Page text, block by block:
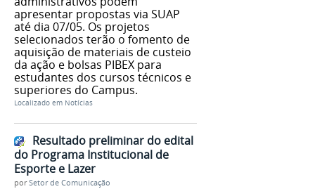
apresentar propostas via SUAP
até dia 07/05. Os projetos
selecionados terão o fomento de
aquisição de materiais de custeio
da ação e bolsas PIBEX para
estudantes dos cursos técnicos e
superiores do Campus.
Localizado em Notícias
Resultado preliminar do edital
do Programa Institucional de
Esporte e Lazer
porSetor de Comunicação